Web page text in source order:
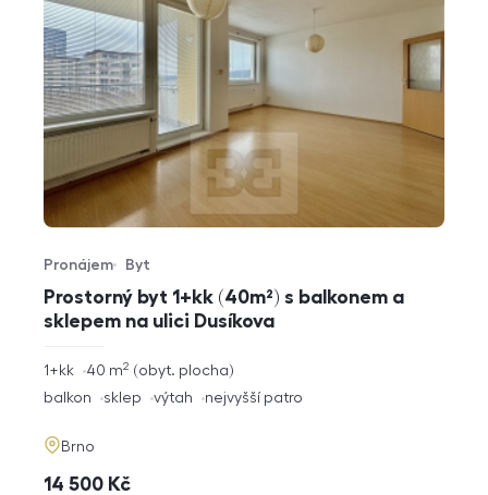
Prostorný byt 1+kk (40m²) s balkonem a
sklepem na ulici Dusíkova
Typ nabídky
Pronájem
Typ nemovitosti
Byt
rozměry
1+kk obyt. plocha
40 m2
funkce
balkon sklep výtah nejvyšší patro
adresa
Brno
cena
14 500 Kč